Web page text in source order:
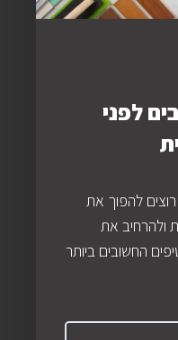
לפני
להפוך את
ולהרחיב את
החשובים ביותר